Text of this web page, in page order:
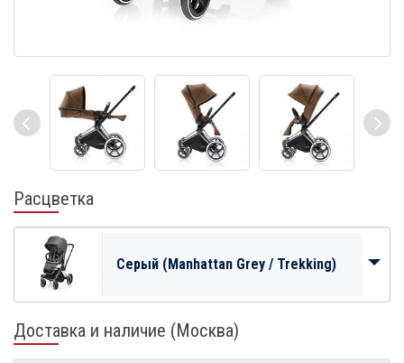
Расцветка
Серый (Manhattan Grey / Trekking)
Доставка и наличие (Москва)